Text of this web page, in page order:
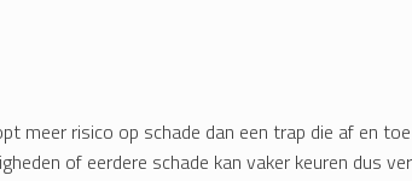
meer risico op schade dan een trap die af en
of eerdere schade kan vaker keuren dus